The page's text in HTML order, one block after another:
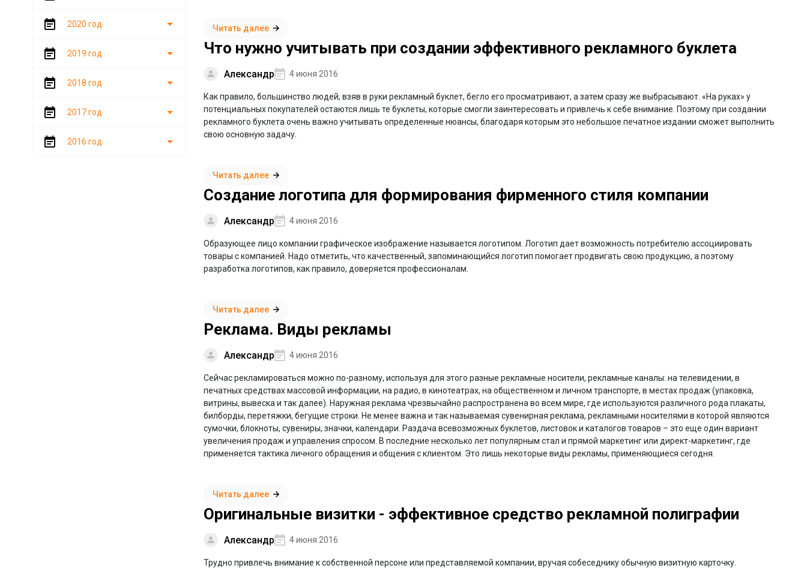
Читать далее
Что нужно учитывать при создании эффективного рекламного буклета
Александр 4 июня 2016
Как правило, большинство людей, взяв в руки рекламный буклет, бегло его просматривают, а затем сразу же выбрасывают. «На руках» у
потенциальных покупателей остаются лишь те буклеты, которые смогли заинтересовать и привлечь к себе внимание. Поэтому при создании
рекламного буклета очень важно учитывать определенные нюансы, благодаря которым это небольшое печатное издании сможет выполнить
свою основную задачу.
Читать далее
Создание логотипа для формирования фирменного стиля компании
Александр 4 июня 2016
Образующее лицо компании графическое изображение называется логотипом. Логотип дает возможность потребителю ассоциировать
товары с компанией. Надо отметить, что качественный, запоминающийся логотип помогает продвигать свою продукцию, а поэтому
разработка логотипов, как правило, доверяется профессионалам.
Читать далее
Реклама. Виды рекламы
Александр 4 июня 2016
Сейчас рекламироваться можно по-разному, используя для этого разные рекламные носители, рекламные каналы: на телевидении, в
печатных средствах массовой информации, на радио, в кинотеатрах, на общественном и личном транспорте, в местах продаж (упаковка,
витрины, вывеска и так далее). Наружная реклама чрезвычайно распространена во всем мире, где используются различного рода плакаты,
билборды, перетяжки, бегущие строки. Не менее важна и так называемая сувенирная реклама, рекламными носителями в которой являются
сумочки, блокноты, сувениры, значки, календари. Раздача всевозможных буклетов, листовок и каталогов товаров – это еще один вариант
увеличения продаж и управления спросом. В последние несколько лет популярным стал и прямой маркетинг или директ-маркетинг, где
применяется тактика личного обращения и общения с клиентом. Это лишь некоторые виды рекламы, применяющиеся сегодня.
Читать далее
Оригинальные визитки - эффективное средство рекламной полиграфии
Александр 4 июня 2016
Трудно привлечь внимание к собственной персоне или представляемой компании, вручая собеседнику обычную визитную карточку.
2020 год
2019 год
2018 год
2017 год
2016 год